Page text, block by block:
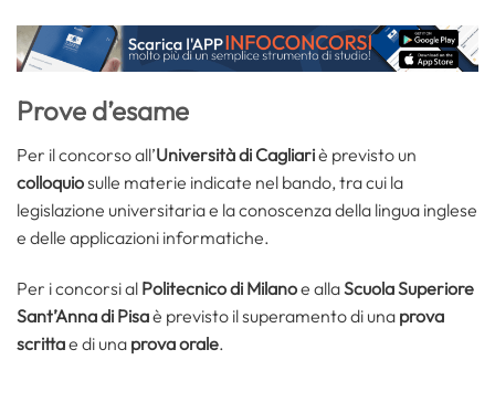
Prove d’esame
Per il concorso all’Università di Cagliariè previsto un
colloquiosulle materie indicate nel bando, tra cui la
legislazione universitaria e la conoscenza della lingua inglese
e delle applicazioni informatiche.
Per i concorsi al Politecnico di Milanoe allaScuola Superiore
Sant’Anna di Pisaè previsto il superamento di una prova
scrittae di una prova orale.